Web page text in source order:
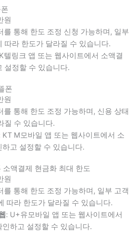
원
를 통해 한도 조정 신청 가능하며, 일부
따라 한도가 달라질 수 있습니다.
텔링크 앱 또는 웹사이트에서 소액결
설정할 수 있습니다.
폰
원
를 통해 한도 조정 가능하며, 신용 상태
질 수 있습니다.
KT M모바일 앱 또는 웹사이트에서 소
고 설정할 수 있습니다.
액결제 현금화 최대 한도
원
를 통해 한도 조정 가능하며, 일부 고객
따라 한도가 달라질 수 있습니다.
: U+유모바일 앱 또는 웹사이트에서
하고 설정할 수 있습니다.